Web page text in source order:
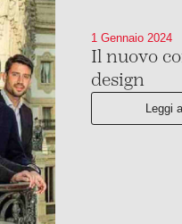
1 Gennaio 2024
Il nuovo
design
Leggi